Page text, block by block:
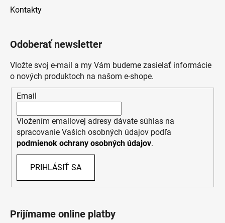
Kontakty
Odoberať newsletter
Vložte svoj e-mail a my Vám budeme zasielať informácie
o nových produktoch na našom e-shope.
Email
Vložením emailovej adresy dávate súhlas na
spracovanie Vašich osobných údajov podľa
podmienok ochrany osobných údajov.
PRIHLÁSIŤ SA
Prijímame online platby